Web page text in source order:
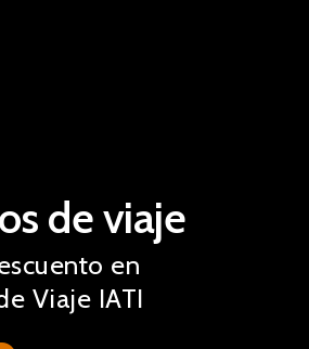
de viaje
en
Viaje IATI